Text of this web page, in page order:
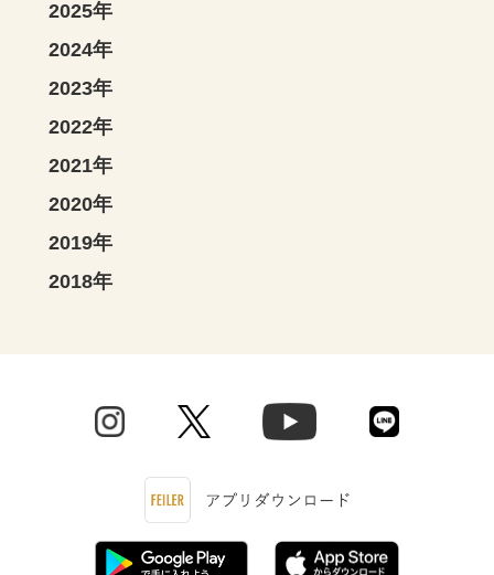
2025年
2024年
2023年
2022年
2021年
2020年
2019年
2018年